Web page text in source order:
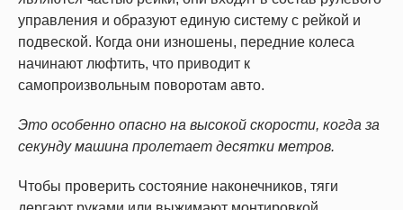
управления и образуют единую систему с рейкой и
подвеской. Когда они изношены, передние колеса
начинают люфтить, что приводит к
самопроизвольным поворотам авто.
Это особенно опасно на высокой скорости, когда за
секунду машина пролетает десятки метров.
Чтобы проверить состояние наконечников, тяги